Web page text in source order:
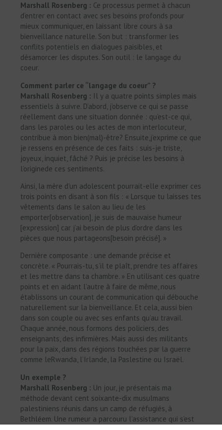
Marshall Rosenberg : Ce processus permet à chacun
d’entrer en contact avec ses besoins profonds pour
mieux communiquer, en laissant libre cours à sa
bienveillance naturelle. Son but : transformer les
conflits potentiels en dialogues paisibles, et
désamorcer les disputes. Son outil : le langage du
coeur.
Comment parler ce “langage du coeur” ?
Marshall Rosenberg : Il y a quatre points simples mais
essentiels à suivre. D’abord, j’observe ce qui se passe
réellement dans une situation donnée : qu’est-ce qui,
dans les paroles ou les actes de mon interlocuteur,
contribue à mon bien(mal)-être? Ensuite,j’exprime ce que
je ressens en présence de ces faits : suis-je triste,
joyeux, inquiet, fâché ? Puis je précise les besoins à
l’originede ces sentiments.
Ainsi, la mère d’un adolescent pourrait-elle exprimer ces
trois points en disant à son fils : « Lorsque tu laisses tes
vêtements dans le salon au lieu de les
emporter[observation], je suis de mauvaise humeur
[expression] car j’ai besoin de plus d’ordre dans les
pièces que nous partageons[besoin précisé]. »
Dernière composante : une demande précise et
concrète. « Pourrais-tu, s’il te plaît, prendre tes affaires
et les mettre dans ta chambre. » En utilisant ces quatre
points et en aidant l’autre à faire de même, nous
établissons un courant de communication qui débouche
naturellement sur la bienveillance. Et cela, aussi bien
dans son couple ou avec ses enfants qu’au travail.
Chaque année, nous formons des policiers, des
enseignants, des infirmières. Mais aussi des militants
pour la paix, dans des régions touchées par la guerre
comme leRwanda, l’Irlande, la Paslestine ou Israël.
Un exemple ?
Marshall Rosenberg : Un jour, je présentais ma
méthode devant cent soixante-dix musulmans
palestiniens réunis dans un camp de réfugiés, à
Bethléem. Une rumeur a parcouru l’assistance qui s’est